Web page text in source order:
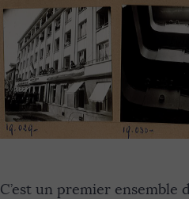
C’est un premier ensemble